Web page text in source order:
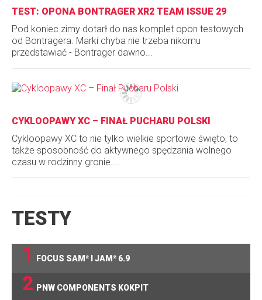
TEST: OPONA BONTRAGER XR2 TEAM ISSUE 29
Pod koniec zimy dotarł do nas komplet opon testowych
od Bontragera. Marki chyba nie trzeba nikomu
przedstawiać - Bontrager dawno...
CYKLOOPAWY XC – FINAŁ PUCHARU POLSKI
Cykloopawy XC to nie tylko wielkie sportowe święto, to
także sposobność do aktywnego spędzania wolnego
czasu w rodzinny gronie....
TESTY
1
FOCUS SAM² I JAM² 6.9
2 PNW COMPONENTS KOKPIT